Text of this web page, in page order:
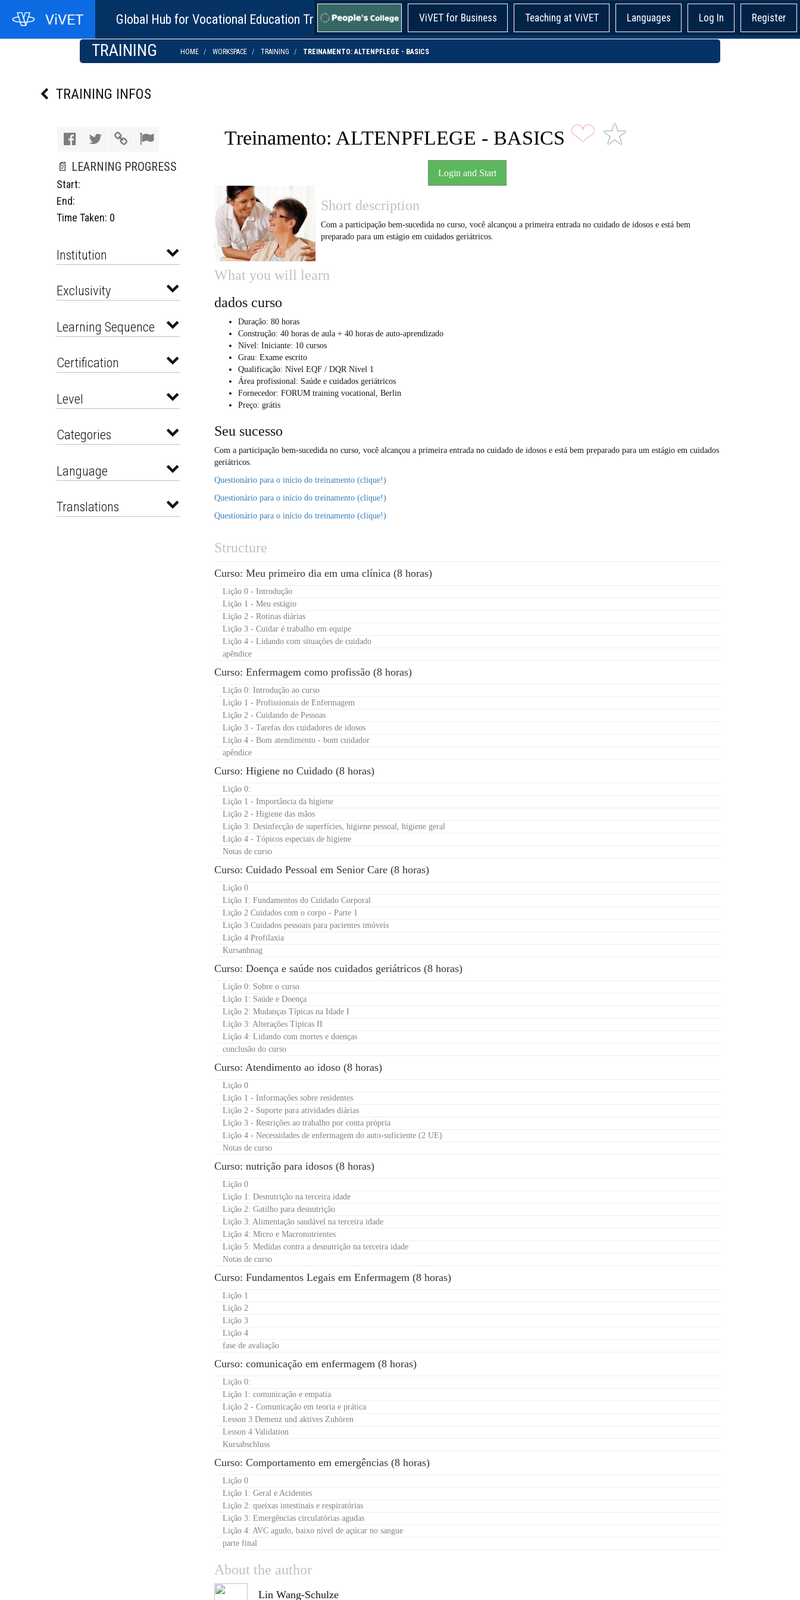
Global Hub for Vocational Education Training! ViVET for Business Teaching at ViVET Languages Log In Register
TRAINING HOME WORKSPACE TRAINING TREINAMENTO: ALTENPFLEGE - BASICS
TRAINING INFOS
📄 LEARNING PROGRESS
Start:
End:
Time Taken: 0
Institution
Exclusivity
Learning Sequence
Certification
Level
Categories
Language
Translations
Treinamento: ALTENPFLEGE - BASICS ❤ ★
Login and Start
Short description
Com a participação bem-sucedida no curso, você alcançou a primeira entrada no cuidado de idosos e está bem
preparado para um estágio em cuidados geriátricos.
What you will learn
dados curso
Duração: 80 horas
Construção: 40 horas de aula + 40 horas de auto-aprendizado
Nível: Iniciante: 10 cursos
Grau: Exame escrito
Qualificação: Nível EQF / DQR Nível 1
Área profissional: Saúde e cuidados geriátricos
Fornecedor: FORUM training vocational, Berlin
Preço: grátis
Seu sucesso
Com a participação bem-sucedida no curso, você alcançou a primeira entrada no cuidado de idosos e está bem preparado para um estágio em cuidados
geriátricos.
Questionário para o início do treinamento (clique!)
Questionário para o início do treinamento (clique!)
Questionário para o início do treinamento (clique!)
Structure
Curso: Meu primeiro dia em uma clínica (8 horas)
Lição 0 - Introdução
Lição 1 - Meu estágio
Lição 2 - Rotinas diárias
Lição 3 - Cuidar é trabalho em equipe
Lição 4 - Lidando com situações de cuidado
apêndice
Curso: Enfermagem como profissão (8 horas)
Lição 0: Introdução ao curso
Lição 1 - Profissionais de Enfermagem
Lição 2 - Cuidando de Pessoas
Lição 3 - Tarefas dos cuidadores de idosos
Lição 4 - Bom atendimento - bom cuidador
apêndice
Curso: Higiene no Cuidado (8 horas)
Lição 0:
Lição 1 - Importância da higiene
Lição 2 - Higiene das mãos
Lição 3: Desinfecção de superfícies, higiene pessoal, higiene geral
Lição 4 - Tópicos especiais de higiene
Notas de curso
Curso: Cuidado Pessoal em Senior Care (8 horas)
Lição 0
Lição 1: Fundamentos do Cuidado Corporal
Lição 2 Cuidados com o corpo - Parte 1
Lição 3 Cuidados pessoais para pacientes imóveis
Lição 4 Profilaxia
Kursanhnag
Curso: Doença e saúde nos cuidados geriátricos (8 horas)
Lição 0: Sobre o curso
Lição 1: Saúde e Doença
Lição 2: Mudanças Típicas na Idade I
Lição 3: Alterações Típicas II
Lição 4: Lidando com mortes e doenças
conclusão do curso
Curso: Atendimento ao idoso (8 horas)
Lição 0
Lição 1 - Informações sobre residentes
Lição 2 - Suporte para atividades diárias
Lição 3 - Restrições ao trabalho por conta própria
Lição 4 - Necessidades de enfermagem do auto-suficiente (2 UE)
Notas de curso
Curso: nutrição para idosos (8 horas)
Lição 0
Lição 1: Desnutrição na terceira idade
Lição 2: Gatilho para desnutrição
Lição 3: Alimentação saudável na terceira idade
Lição 4: Micro e Macronutrientes
Lição 5: Medidas contra a desnutrição na terceira idade
Notas de curso
Curso: Fundamentos Legais em Enfermagem (8 horas)
Lição 1
Lição 2
Lição 3
Lição 4
fase de avaliação
Curso: comunicação em enfermagem (8 horas)
Lição 0:
Lição 1: comunicação e empatia
Lição 2 - Comunicação em teoria e prática
Lesson 3 Demenz und aktives Zuhören
Lesson 4 Validation
Kursabschluss
Curso: Comportamento em emergências (8 horas)
Lição 0
Lição 1: Geral e Acidentes
Lição 2: queixas intestinais e respiratórias
Lição 3: Emergências circulatórias agudas
Lição 4: AVC agudo, baixo nível de açúcar no sangue
parte final
About the author
Lin Wang-Schulze